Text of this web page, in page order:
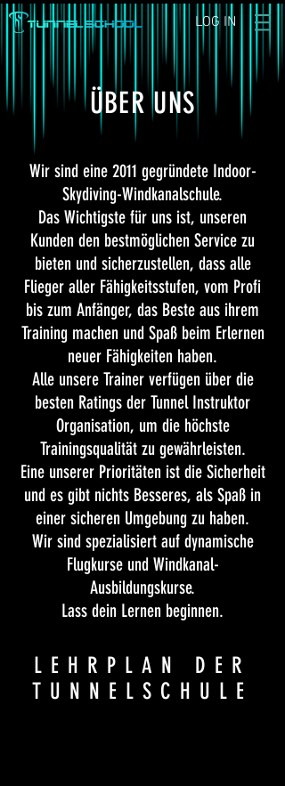
LOG IN
ÜBER UNS
Wir sind eine 2011 gegründete Indoor-
Skydiving-Windkanalschule.
Das Wichtigste für uns ist, unseren
Kunden den bestmöglichen Service zu
bieten und sicherzustellen, dass alle
Flieger aller Fähigkeitsstufen, vom Profi
bis zum Anfänger, das Beste aus ihrem
Training machen und Spaß beim Erlernen
neuer Fähigkeiten haben.
Alle unsere Trainer verfügen über die
besten Ratings der Tunnel Instruktor
Organisation, um die höchste
Trainingsqualität zu gewährleisten.
Eine unserer Prioritäten ist die Sicherheit
und es gibt nichts Besseres, als Spaß in
einer sicheren Umgebung zu haben.
Wir sind spezialisiert auf dynamische
Flugkurse und Windkanal-
Ausbildungskurse.
Lass dein Lernen beginnen.
LEHRPLAN DER
TUNNELSCHULE